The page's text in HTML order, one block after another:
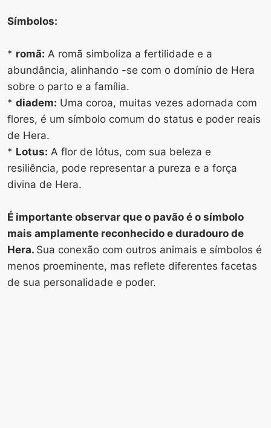
Símbolos:
* romã: A romã simboliza a fertilidade e a
abundância, alinhando -se com o domínio de Hera
sobre o parto e a família.
* diadem: Uma coroa, muitas vezes adornada com
flores, é um símbolo comum do status e poder reais
de Hera.
* Lotus: A flor de lótus, com sua beleza e
resiliência, pode representar a pureza e a força
divina de Hera.
É importante observar que o pavão é o símbolo
mais amplamente reconhecido e duradouro de
Hera. Sua conexão com outros animais e símbolos é
menos proeminente, mas reflete diferentes facetas
de sua personalidade e poder.